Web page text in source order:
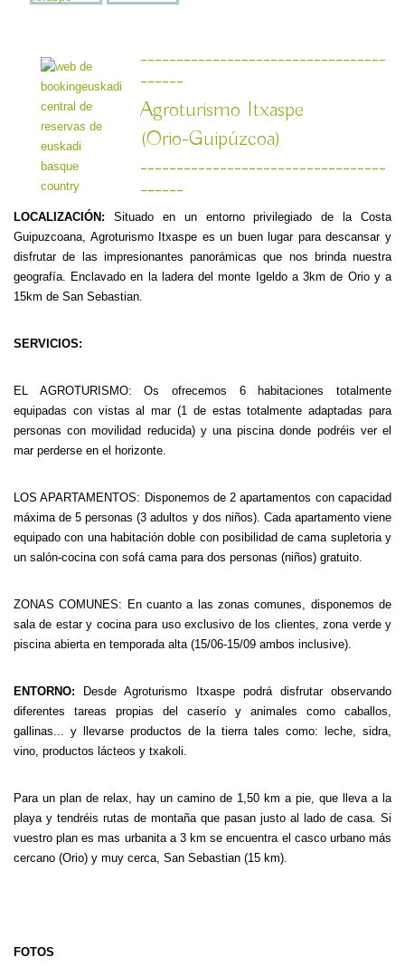
----------------------------------
------
Agroturismo Itxaspe
(Orio-Guipúzcoa)
----------------------------------
------
LOCALIZACIÓN: Situado en un entorno privilegiado de la Costa
Guipuzcoana, Agroturismo Itxaspe es un buen lugar para descansar y
disfrutar de las impresionantes panorámicas que nos brinda nuestra
geografía. Enclavado en la ladera del monte Igeldo a 3km de Orio y a
15km de San Sebastian.
SERVICIOS:
EL AGROTURISMO: Os ofrecemos 6 habitaciones totalmente
equipadas con vistas al mar (1 de estas totalmente adaptadas para
personas con movilidad reducida) y una piscina donde podréis ver el
mar perderse en el horizonte.
LOS APARTAMENTOS: Disponemos de 2 apartamentos con capacidad
máxima de 5 personas (3 adultos y dos niños). Cada apartamento viene
equipado con una habitación doble con posibilidad de cama supletoria y
un salón-cocina con sofá cama para dos personas (niños) gratuito.
ZONAS COMUNES: En cuanto a las zonas comunes, disponemos de
sala de estar y cocina para uso exclusivo de los clientes, zona verde y
piscina abierta en temporada alta (15/06-15/09 ambos inclusive).
ENTORNO:
Desde Agroturismo Itxaspe podrá disfrutar observando
diferentes tareas propias del caserío y animales como caballos,
gallinas... y llevarse productos de la tierra tales como: leche, sidra,
vino, productos lácteos y txakoli.
Para un plan de relax, hay un camino de 1,50 km a pie, que lleva a la
playa y tendréis rutas de montaña que pasan justo al lado de casa. Si
vuestro plan es mas urbanita a 3 km se encuentra el casco urbano más
cercano (Orio) y muy cerca, San Sebastian (15 km).
FOTOS